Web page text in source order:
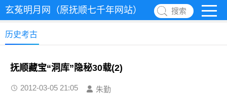
玄菟明月网（原抚顺七千年网站） 搜索
历史考古
抚顺藏宝“洞库”隐秘30载(2)
2012-03-05 21:05 朱勤